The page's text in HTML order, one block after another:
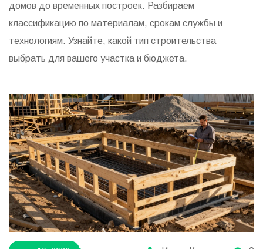
домов до временных построек. Разбираем
классификацию по материалам, срокам службы и
технологиям. Узнайте, какой тип строительства
выбрать для вашего участка и бюджета.